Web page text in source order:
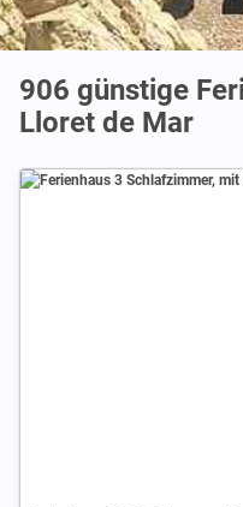
906 günstige
Lloret de Mar